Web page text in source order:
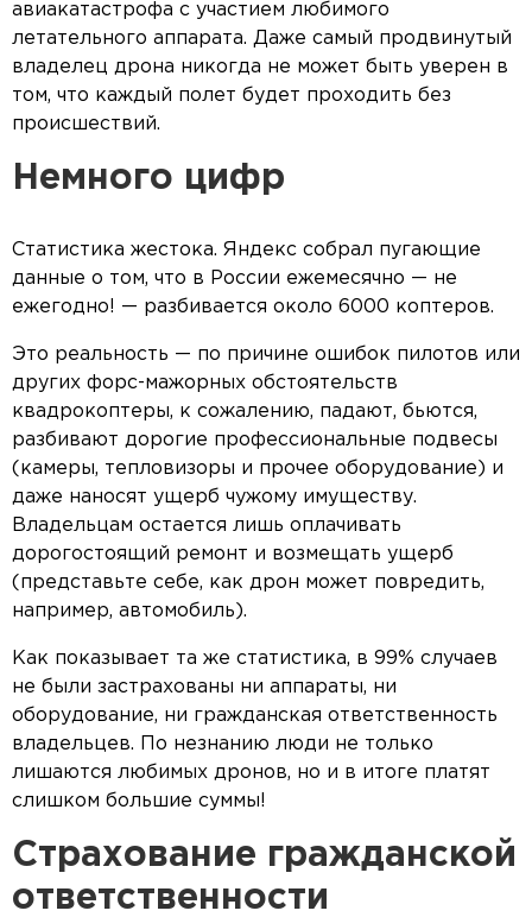
авиакатастрофа с участием любимого
летательного аппарата. Даже самый продвинутый
владелец дрона никогда не может быть уверен в
том, что каждый полет будет проходить без
происшествий.
Немного цифр
Статистика жестока. Яндекс собрал пугающие
данные о том, что в России ежемесячно — не
ежегодно! — разбивается около 6000 коптеров.
Это реальность — по причине ошибок пилотов или
других форс-мажорных обстоятельств
квадрокоптеры, к сожалению, падают, бьются,
разбивают дорогие профессиональные подвесы
(камеры, тепловизоры и прочее оборудование) и
даже наносят ущерб чужому имуществу.
Владельцам остается лишь оплачивать
дорогостоящий ремонт и возмещать ущерб
(представьте себе, как дрон может повредить,
например, автомобиль).
Как показывает та же статистика, в 99% случаев
не были застрахованы ни аппараты, ни
оборудование, ни гражданская ответственность
владельцев. По незнанию люди не только
лишаются любимых дронов, но и в итоге платят
слишком большие суммы!
Страхование гражданской
ответственности